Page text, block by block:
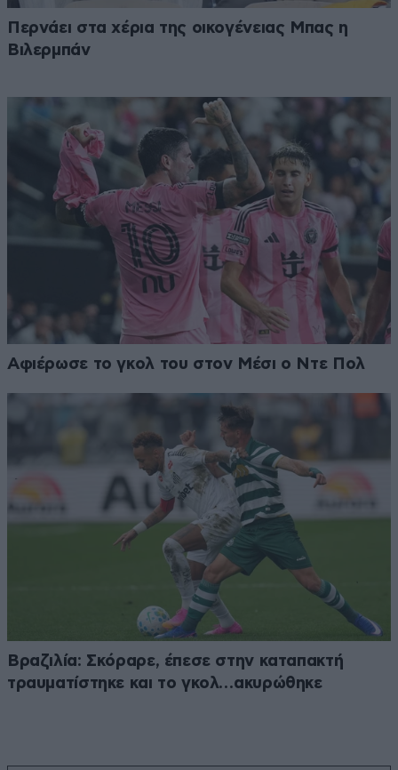
Περνάει στα χέρια της οικογένειας Μπας η
Βιλερμπάν
Αφιέρωσε το γκολ του στον Μέσι ο Ντε Πολ
Βραζιλία: Σκόραρε, έπεσε στην καταπακτή
τραυματίστηκε και το γκολ…ακυρώθηκε